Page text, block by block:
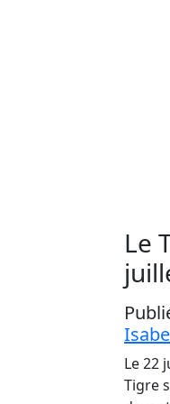
Le
Le 22
Tigre